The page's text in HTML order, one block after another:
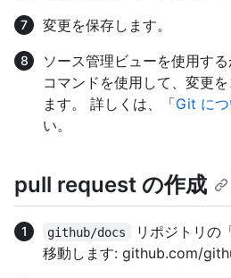
変更を保存します。
ソース管理ビューを使用す
コマンドを使用して、変更
ます。 詳しくは、「Git につ
い。
pull request の作成
github/docs
リポジトリの
移動します: github.com/